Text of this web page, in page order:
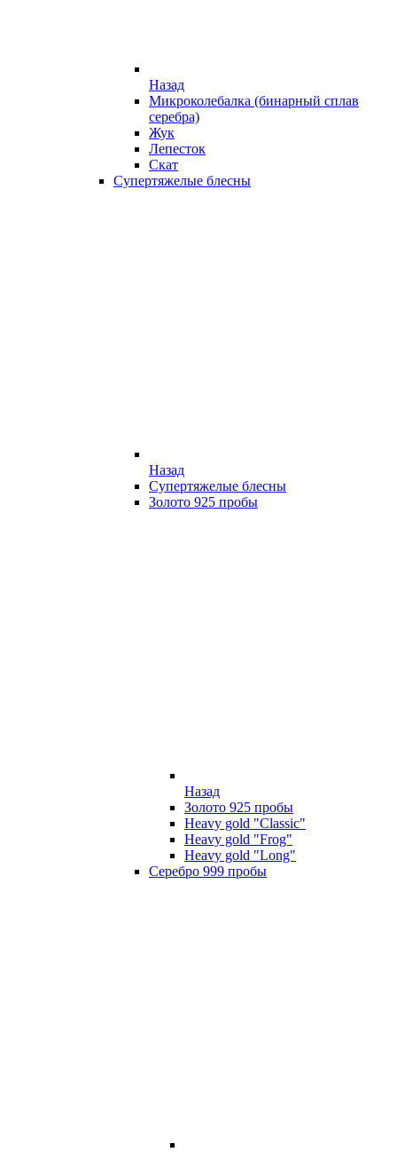
Назад
Микроколебалка (бинарный сплав
серебра)
Жук
Лепесток
Скат
Супертяжелые блесны
Назад
Супертяжелые блесны
Золото 925 пробы
Назад
Золото 925 пробы
Heavy gold "Classic"
Heavy gold "Frog"
Heavy gold "Long"
Серебро 999 пробы